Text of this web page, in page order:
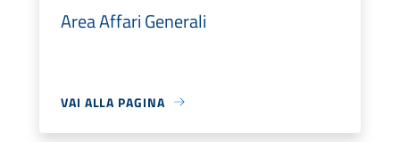
Area Affari Generali
VAI ALLA PAGINA